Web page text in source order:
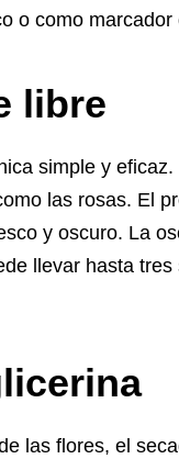
o como marcador
libre
simple y
las rosas. El
y oscuro. La
llevar hasta
las flores, el